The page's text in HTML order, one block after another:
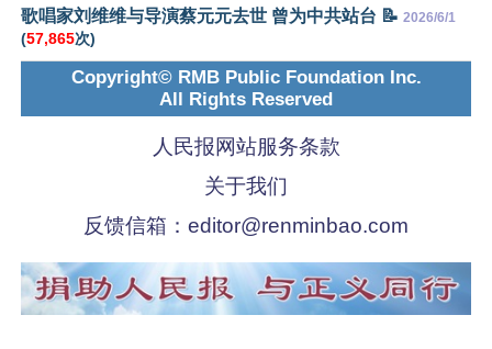
歌唱家刘维维与导演蔡元元去世 曾为中共站台 📝 2026/6/1
(57,865次)
Copyright© RMB Public Foundation Inc.
All Rights Reserved
人民报网站服务条款
关于我们
反馈信箱： editor@renminbao.com